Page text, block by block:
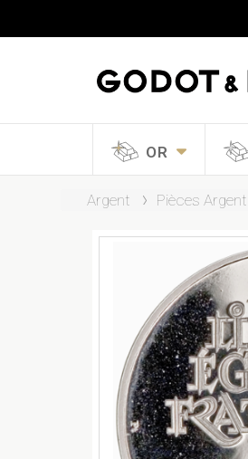
OR
Argent Pièces